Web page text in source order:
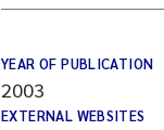
YEAR OF PUBLICATION
2003
EXTERNAL WEBSITES